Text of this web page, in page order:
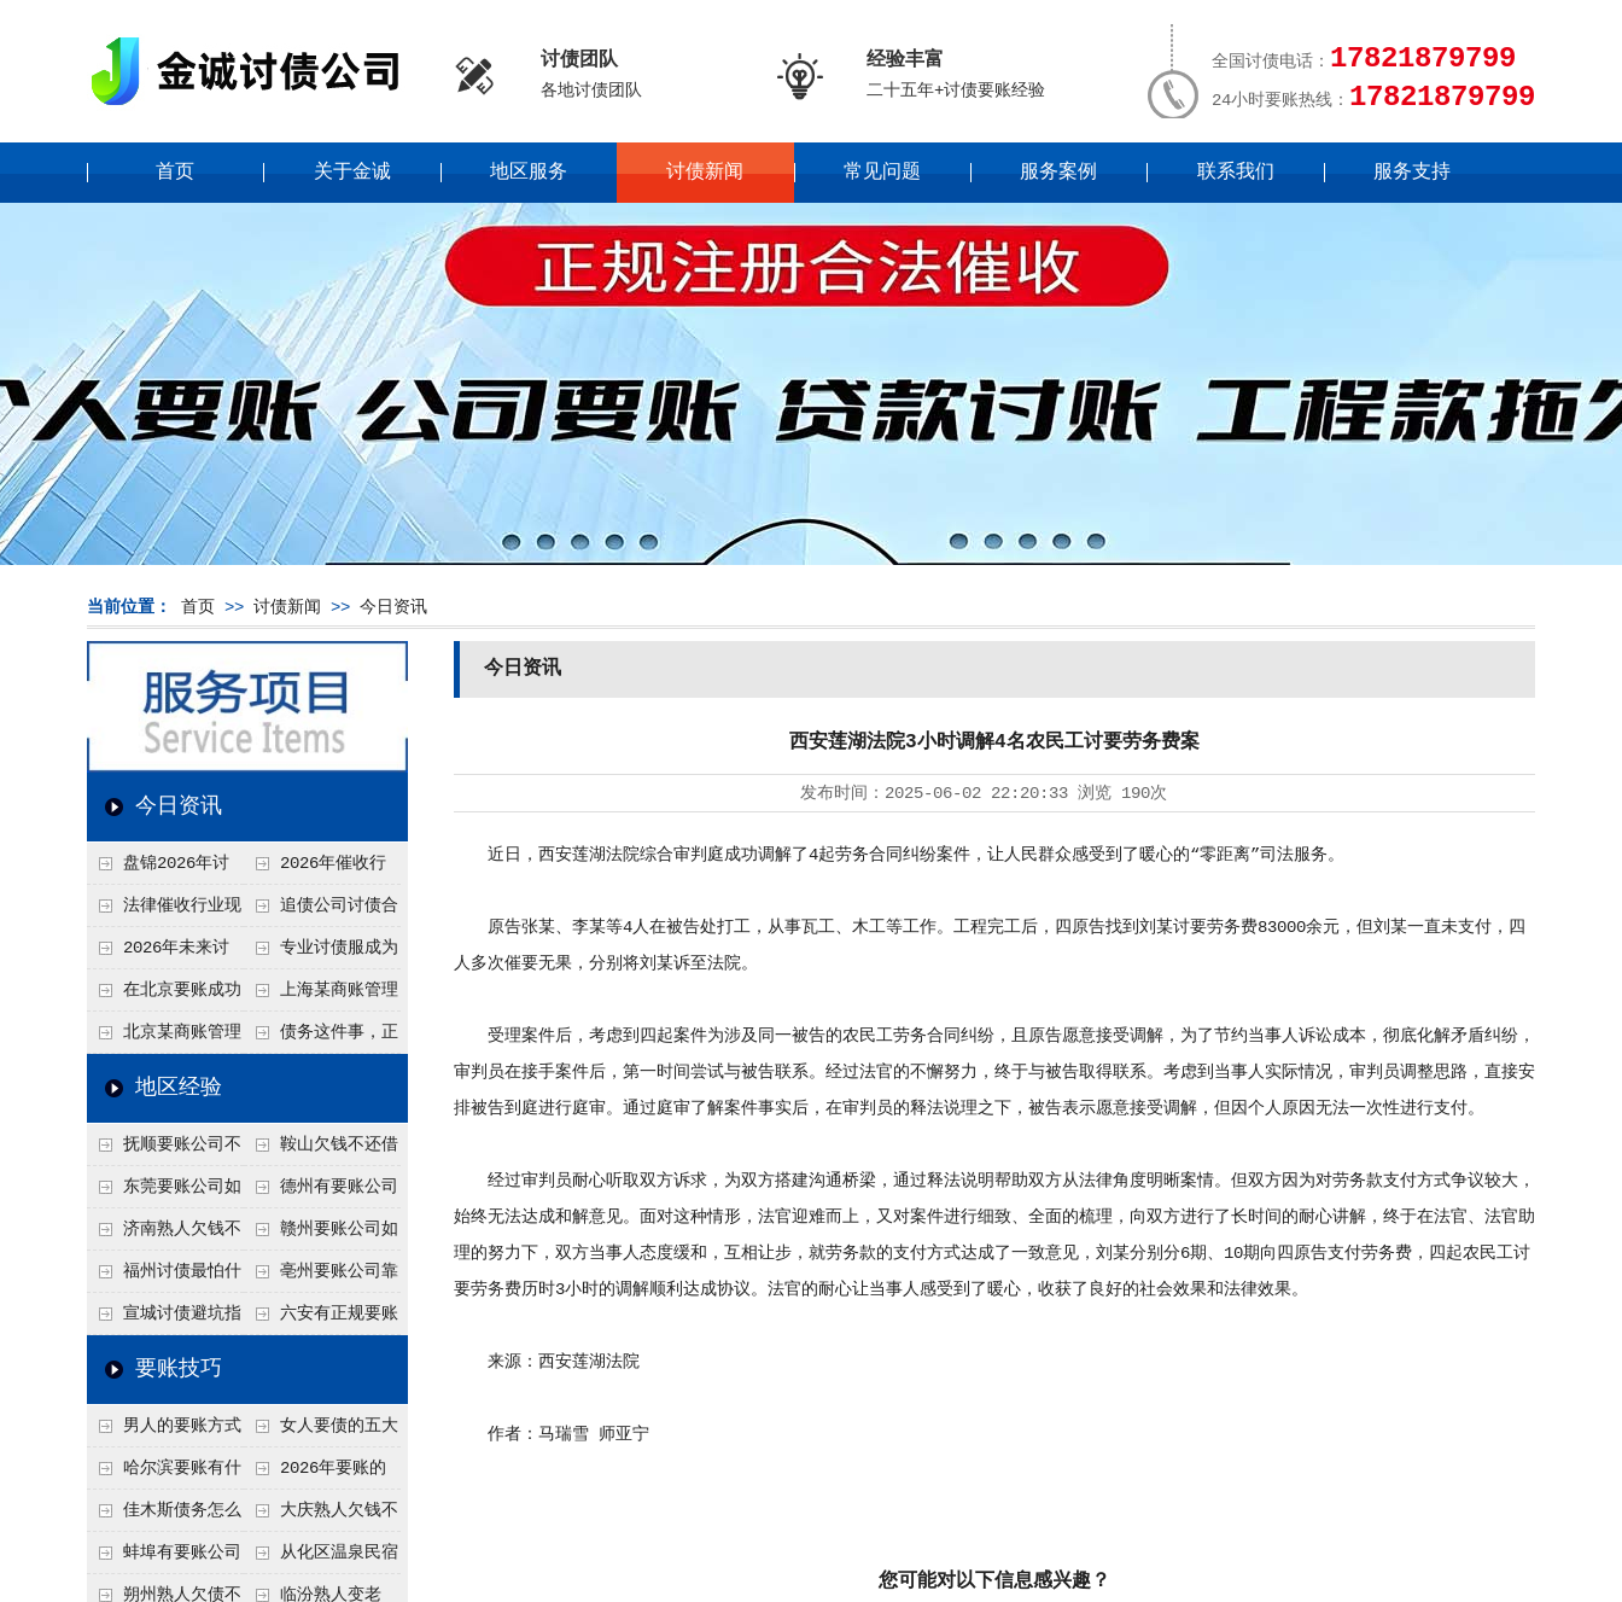
 讨债团队
各地讨债团队  经验丰富
二十五年+讨债要账经验
全国讨债电话： 17821879799
24小时要账热线： 17821879799
首页 关于金诚 地区服务 讨债新闻 常见问题 服务案例 联系我们 服务支持
当前位置： 首页 >> 讨债新闻 >> 今日资讯
今日资讯
盘锦2026年讨
债新趋势
2026年催收行
业发展现状、竞争格
局及未来趋势分析
法律催收行业现
状、合规痛点与未来
发展趋势深度解析
追债公司讨债合
法方法总结
2026年未来讨
债要账公司发展趋势
专业讨债服成为
2026年的发展趋势
在北京要账成功
率高吗？未来追账公
司发展趋势引发行业
上海某商账管理
机构聚焦合规服务
北京某商账管理
服务机构持续提升合
力企业化解应收账款
难题
债务这件事，正
地区经验
抚顺要账公司不
敢透漏的追回方法是
什么？
鞍山欠钱不还借
口太多？2026年这3
句反问话术，直接把
他后路堵死
东莞要账公司如
何有效要账讨债？20
26年合法追债经验总
结！
德州有要账公司
吗？如何合法讨债才
不沾风险？
济南熟人欠钱不
还？
赣州要账公司如
何有效讨债？合法追
债四步秘籍
福州讨债最怕什
么？2026年这两个关
键细节，做错就很难
亳州要账公司靠
谱吗？合法讨债四步
宣城讨债避坑指
南：2026年这2个细
回！
六安有正规要账
要账技巧
男人的要账方式
是什么呢？
女人要债的五大
绝招,轻松搞定
哈尔滨要账有什
么合法手段？2026年
最新追账方式总结！
2026年要账的
七个小方法
佳木斯债务怎么
追回呢？2026年成功
要账就用这2招
大庆熟人欠钱不
还躲猫猫？2026年这
个“诉前调解”成功率
蚌埠有要账公司
吗？2026年这3个方
从化区温泉民宿
老板借钱不还？2026
朔州熟人欠债不 临汾熟人变老
今日资讯
西安莲湖法院3小时调解4名农民工讨要劳务费案
发布时间： 2025-06-02 22:20:33 浏览 190次
近日，西安莲湖法院综合审判庭成功调解了4起劳务合同纠纷案件，让人民群众感受到了暖心的“零距离”司法服务。
原告张某、李某等4人在被告处打工，从事瓦工、木工等工作。工程完工后，四原告找到刘某讨要劳务费83000余元，但刘某一直未支付，四
人多次催要无果，分别将刘某诉至法院。
受理案件后，考虑到四起案件为涉及同一被告的农民工劳务合同纠纷，且原告愿意接受调解，为了节约当事人诉讼成本，彻底化解矛盾纠纷，
审判员在接手案件后，第一时间尝试与被告联系。经过法官的不懈努力，终于与被告取得联系。考虑到当事人实际情况，审判员调整思路，直接安
排被告到庭进行庭审。通过庭审了解案件事实后，在审判员的释法说理之下，被告表示愿意接受调解，但因个人原因无法一次性进行支付。
经过审判员耐心听取双方诉求，为双方搭建沟通桥梁，通过释法说明帮助双方从法律角度明晰案情。但双方因为对劳务款支付方式争议较大，
始终无法达成和解意见。面对这种情形，法官迎难而上，又对案件进行细致、全面的梳理，向双方进行了长时间的耐心讲解，终于在法官、法官助
理的努力下，双方当事人态度缓和，互相让步，就劳务款的支付方式达成了一致意见，刘某分别分6期、10期向四原告支付劳务费，四起农民工讨
要劳务费历时3小时的调解顺利达成协议。法官的耐心让当事人感受到了暖心，收获了良好的社会效果和法律效果。
来源：西安莲湖法院
作者：马瑞雪 师亚宁
您可能对以下信息感兴趣？